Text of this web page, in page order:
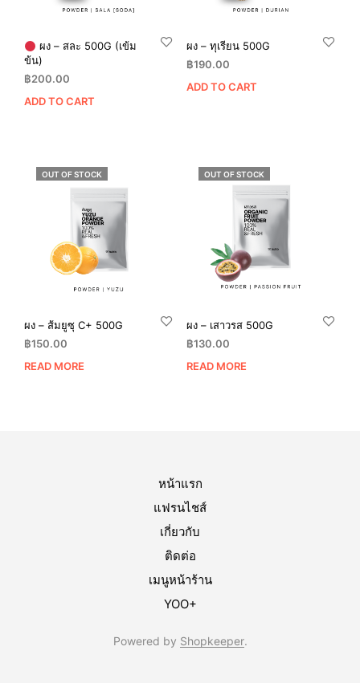
ผง – สละ 500G (เข้ม
ข้น)
฿200.00
ADD TO CART
ผง – ทุเรียน 500G
฿190.00
ADD TO CART
OUT OF STOCK
ผง – ส้มยูซุ C+ 500G
฿150.00
READ MORE
OUT OF STOCK
ผง – เสาวรส 500G
฿130.00
READ MORE
หน้าแรก
แฟรนไชส์
เกี่ยวกับ
ติดต่อ
เมนูหน้าร้าน
YOO+
Powered by Shopkeeper.